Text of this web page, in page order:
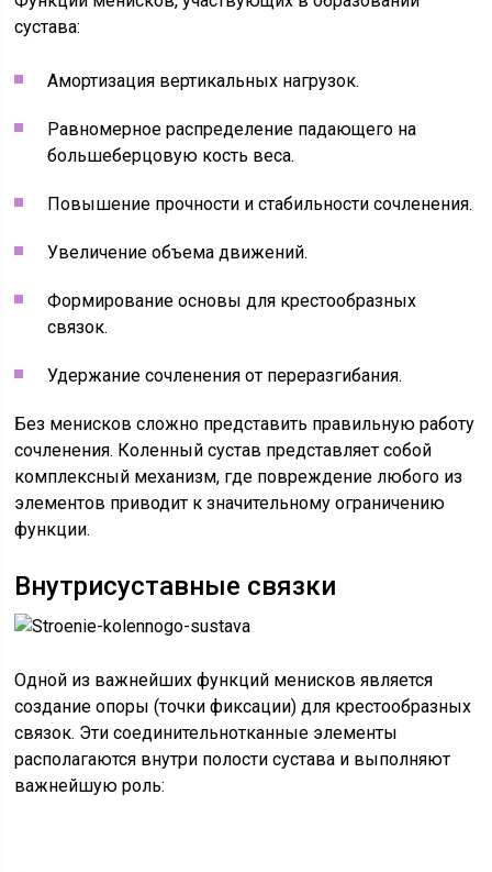
сустава:
Амортизация вертикальных нагрузок.
Равномерное распределение падающего на
большеберцовую кость веса.
Повышение прочности и стабильности сочленения.
Увеличение объема движений.
Формирование основы для крестообразных
связок.
Удержание сочленения от переразгибания.
Без менисков сложно представить правильную работу
сочленения. Коленный сустав представляет собой
комплексный механизм, где повреждение любого из
элементов приводит к значительному ограничению
функции.
Внутрисуставные связки
Одной из важнейших функций менисков является
создание опоры (точки фиксации) для крестообразных
связок. Эти соединительнотканные элементы
располагаются внутри полости сустава и выполняют
важнейшую роль: